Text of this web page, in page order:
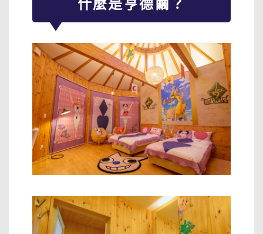
什麼是亨德繭？